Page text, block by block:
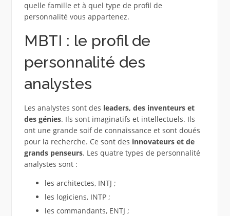
quelle famille et à quel type de profil de
personnalité vous appartenez.
MBTI : le profil de
personnalité des
analystes
Les analystes sont des leaders, des inventeurs et
des génies. Ils sont imaginatifs et intellectuels. Ils
ont une grande soif de connaissance et sont doués
pour la recherche. Ce sont des innovateurs et de
grands penseurs. Les quatre types de personnalité
analystes sont :
les architectes, INTJ ;
les logiciens, INTP ;
les commandants, ENTJ ;